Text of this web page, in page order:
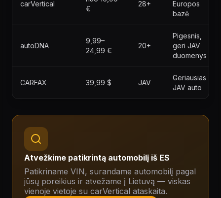
carVertical
€
28+
Europos
bazė
autoDNA
9,99–
24,99 €
20+
Pigesnis,
geri JAV
duomenys
CARFAX 39,99 $ JAV
Geriausias
JAV auto
Atvežkime patikrintą automobilį iš ES
Patikriname VIN, surandame automobilį pagal
jūsų poreikius ir atvežame į Lietuvą — viskas
vienoje vietoje su carVertical ataskaita.